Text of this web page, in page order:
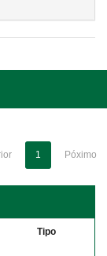
1 Póximo
Tipo